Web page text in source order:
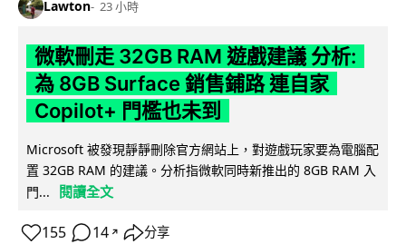
Lawton 23 小時
微軟刪走 32GB RAM 遊戲建議 分析:
為 8GB Surface 銷售鋪路 連自家
Copilot+ 門檻也未到
Microsoft 被發現靜靜刪除官方網站上，對遊戲玩家要為電腦配
置 32GB RAM 的建議。分析指微軟同時新推出的 8GB RAM 入
門...
閱讀全文
155 14 ↗ 分享